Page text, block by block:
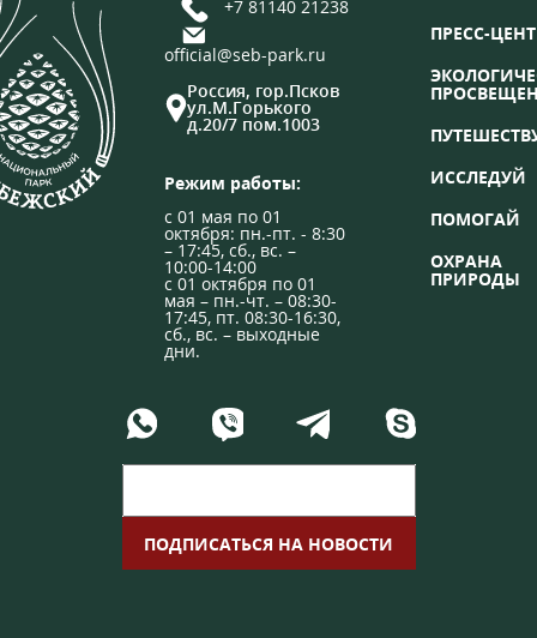
+7 81140 21238
official@seb-park.ru
Россия, гор.Псков
ул.М.Горького
д.20/7 пом.1003
Режим работы:
с 01 мая по 01
октября: пн.-пт. - 8:30
– 17:45, сб., вс. –
10:00-14:00
с 01 октября по 01
мая – пн.-чт. – 08:30-
17:45, пт. 08:30-16:30,
сб., вс. – выходные
дни.
ПРЕСС-
ИССЛЕДУЙ
ПОМОГАЙ
ОХРАНА
ПРИРОДЫ